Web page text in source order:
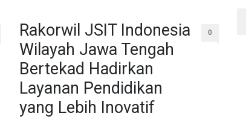
Rakorwil JSIT Indonesia
Wilayah Jawa Tengah
Bertekad Hadirkan
Layanan Pendidikan
yang Lebih Inovatif
0